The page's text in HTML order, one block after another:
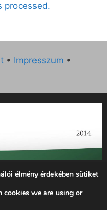
processed.
• Impresszum •
2014. évi működésének
P-0121 sz. támogatási
összegben támogatta az
élmény érdekében sütiket
cookies we are using or